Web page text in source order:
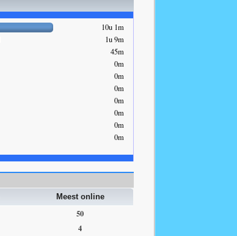
10u 1m
1u 9m
45m
0m
0m
0m
0m
0m
0m
0m
Meest online
50
4